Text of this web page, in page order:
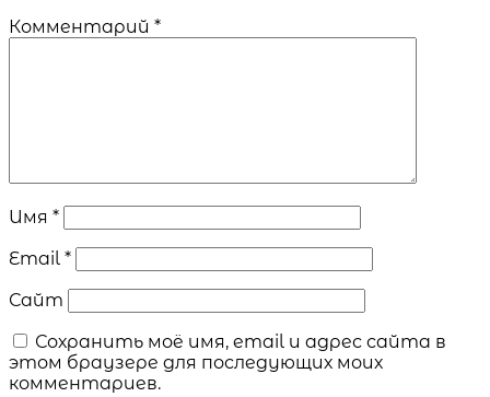
Комментарий *
Имя *
Email *
Сайт
Сохранить моё имя, email и адрес сайта в
этом браузере для последующих моих
комментариев.